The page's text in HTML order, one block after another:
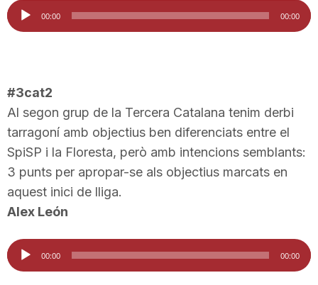
Reproductor
d'àudio
00:00 00:00
#3cat2
Al segon grup de la Tercera Catalana tenim derbi
tarragoní amb objectius ben diferenciats entre el
SpiSP i la Floresta, però amb intencions semblants:
3 punts per apropar-se als objectius marcats en
aquest inici de lliga.
Alex León
Reproductor
d'àudio
00:00 00:00